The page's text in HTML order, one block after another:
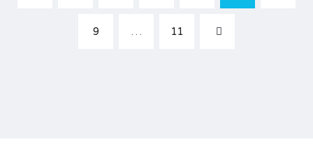
9 … 11